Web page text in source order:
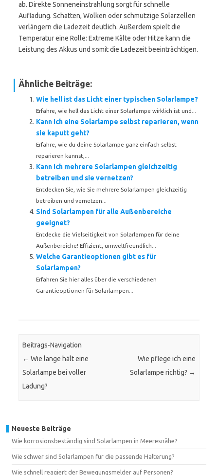
ab. Direkte Sonneneinstrahlung sorgt für schnelle
Aufladung. Schatten, Wolken oder schmutzige Solarzellen
verlängern die Ladezeit deutlich. Außerdem spielt die
Temperatur eine Rolle: Extreme Kälte oder Hitze kann die
Leistung des Akkus und somit die Ladezeit beeinträchtigen.
Ähnliche Beiträge:
Wie hell ist das Licht einer typischen Solarlampe?
Erfahre, wie hell das Licht einer Solarlampe wirklich ist und...
Kann ich eine Solarlampe selbst reparieren, wenn
sie kaputt geht?
Erfahre, wie du deine Solarlampe ganz einfach selbst
reparieren kannst,...
Kann ich mehrere Solarlampen gleichzeitig
betreiben und sie vernetzen?
Entdecken Sie, wie Sie mehrere Solarlampen gleichzeitig
betreiben und vernetzen...
Sind Solarlampen für alle Außenbereiche
geeignet?
Entdecke die Vielseitigkeit von Solarlampen für deine
Außenbereiche! Effizient, umweltfreundlich...
Welche Garantieoptionen gibt es für
Solarlampen?
Erfahren Sie hier alles über die verschiedenen
Garantieoptionen für Solarlampen...
Beitrags-Navigation
← Wie lange hält eine
Solarlampe bei voller
Ladung?
Wie pflege ich eine
Solarlampe richtig? →
Neueste Beiträge
Wie korrosionsbeständig sind Solarlampen in Meeresnähe?
Wie schwer sind Solarlampen für die passende Halterung?
Wie schnell reagiert der Bewegungsmelder auf Personen?